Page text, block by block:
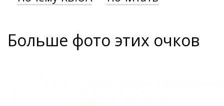
Больше фото этих очков